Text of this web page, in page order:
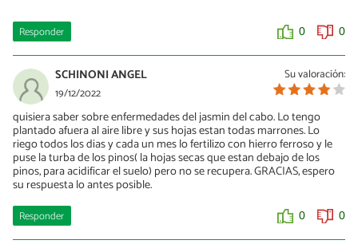
Responder 0 0
Su valoración:
SCHINONI ANGEL
19/12/2022
quisiera saber sobre enfermedades del jasmin del cabo. Lo tengo
plantado afuera al aire libre y sus hojas estan todas marrones. Lo
riego todos los dias y cada un mes lo fertilizo con hierro ferroso y le
puse la turba de los pinos( la hojas secas que estan debajo de los
pinos, para acidificar el suelo) pero no se recupera. GRACIAS, espero
su respuesta lo antes posible.
Responder 0 0